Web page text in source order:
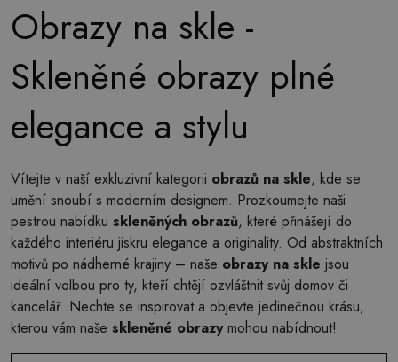
Obrazy na skle -
Skleněné obrazy plné
elegance a stylu
Vítejte v naší exkluzivní kategorii obrazů na skle, kde se
umění snoubí s moderním designem. Prozkoumejte naši
pestrou nabídku skleněných obrazů, které přinášejí do
každého interiéru jiskru elegance a originality. Od abstraktních
motivů po nádherné krajiny – naše obrazy na skle jsou
ideální volbou pro ty, kteří chtějí ozvláštnit svůj domov či
kancelář. Nechte se inspirovat a objevte jedinečnou krásu,
kterou vám naše skleněné obrazymohou nabídnout!